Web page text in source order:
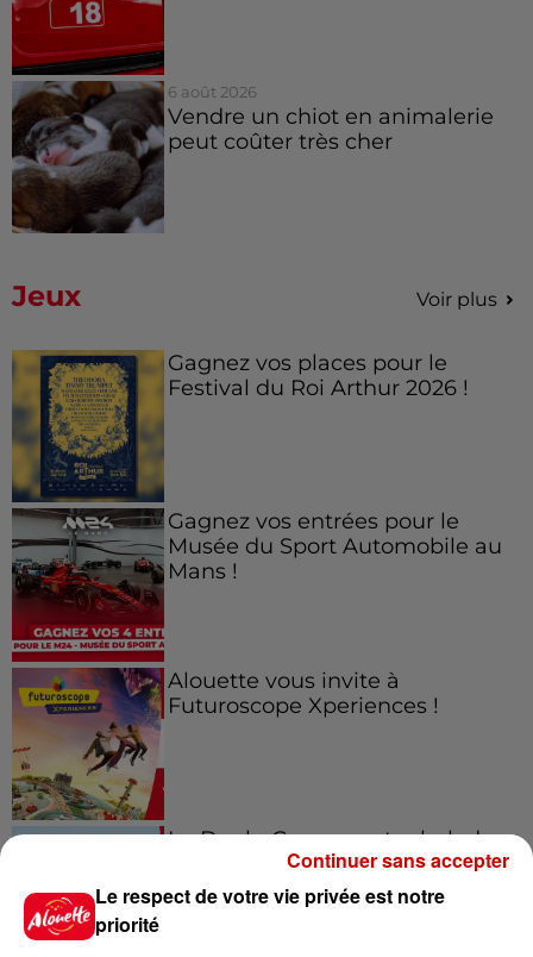
6 août 2026
Vendre un chiot en animalerie
peut coûter très cher
Jeux Voir plus
Gagnez vos places pour le
Festival du Roi Arthur 2026 !
Gagnez vos entrées pour le
Musée du Sport Automobile au
Mans !
Alouette vous invite à
Futuroscope Xperiences !
Le Duel - Gagnez votre balade
Le respect de votre vie privée est notre
priorité
Continuer sans accepter